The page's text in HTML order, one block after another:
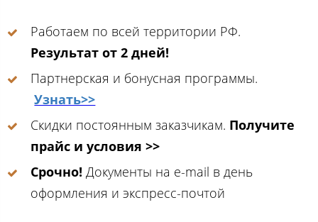
Работаем по всей территории РФ.
Результат от 2 дней!
Партнерская и бонусная программы.
Узнать>>
Скидки постоянным заказчикам. Получите
прайс и условия >>
Срочно! Документы на e-mail в день
оформления и экспресс-почтой